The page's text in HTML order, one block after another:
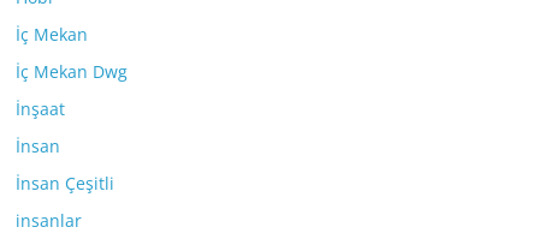
İç Mekan
İç Mekan Dwg
İnşaat
İnsan
İnsan Çeşitli
insanlar